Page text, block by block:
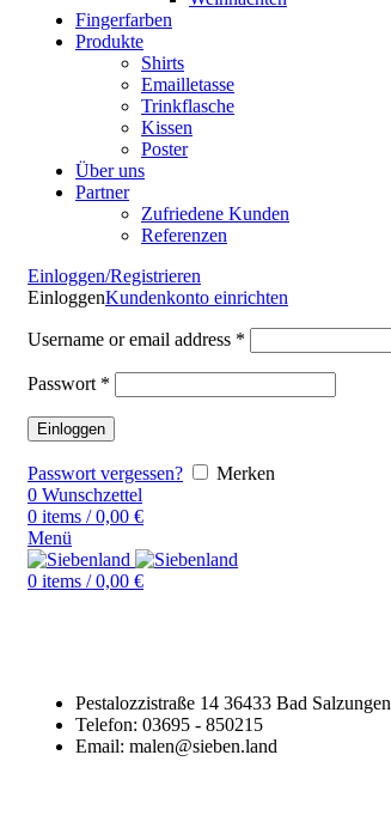
Fingerfarben
Produkte
Shirts
Emailletasse
Trinkflasche
Kissen
Poster
Über uns
Partner
Zufriedene Kunden
Referenzen
Einloggen/Registrieren
EinloggenKundenkonto einrichten
Username or email address *
Passwort *
Einloggen
Passwort vergessen?
Merken
0 Wunschzettel
0 items / 0,00 €
Menü
0 items / 0,00 €
Pestalozzistraße 14 36433 Bad Salzungen
Telefon: 03695 - 850215
Email: malen@sieben.land